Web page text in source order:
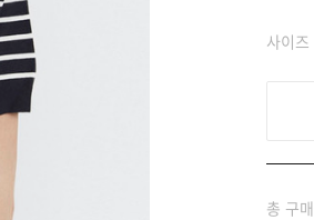
사이즈
총 구